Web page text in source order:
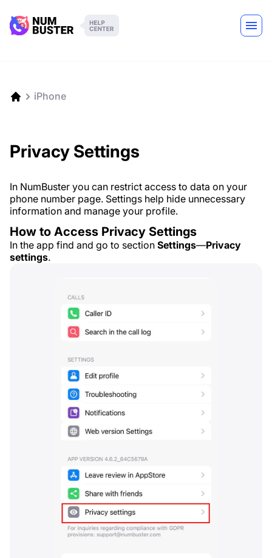
iPhone
Privacy Settings
In NumBuster you can restrict access to data on your
phone number page. Settings help hide unnecessary
information and manage your profile.
How to Access Privacy Settings
In the app find and go to section Settings—Privacy
settings.